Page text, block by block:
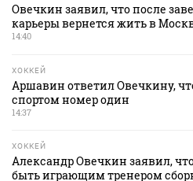
Овечкин заявил, что после
карьеры вернется жить в
14:40
ХОККЕЙ
Аршавин ответил Овечкину,
спортом номер один
14:37
ХОККЕЙ
Александр Овечкин заявил,
быть играющим тренером